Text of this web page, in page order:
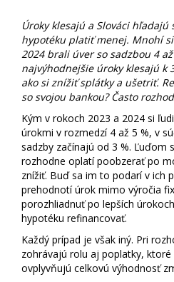
Úroky klesajú a Slováci hľadajú
hypotéku platiť menej. Mnohí
2024 brali úver so sadzbou 4
najvýhodnejšie úroky klesajú k
ako si znížiť splátky a ušetriť.
so svojou bankou? Často
Kým v rokoch 2023 a 2024 si
úrokmi v rozmedzí 4 až 5 %, v
sadzby začínajú od 3 %. Ľuďom
rozhodne oplatí poobzerať po
znížiť. Buď sa im to podarí v ich
prehodnotí úrok mimo výročia
porozhliadnuť po lepších
hypotéku refinancovať.
Každý prípad je však iný. Pri
zohrávajú rolu aj poplatky, ktoré
ovplyvňujú celkovú výhodnosť